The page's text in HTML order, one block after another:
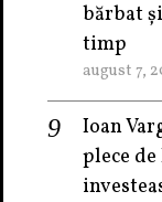
bărbat
timp
august 7,
Ioan
plece de